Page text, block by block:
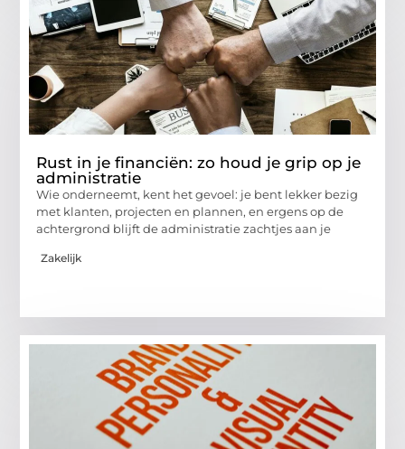
Rust in je financiën: zo houd je grip op je
administratie
Wie onderneemt, kent het gevoel: je bent lekker bezig
met klanten, projecten en plannen, en ergens op de
achtergrond blijft de administratie zachtjes aan je
Zakelijk